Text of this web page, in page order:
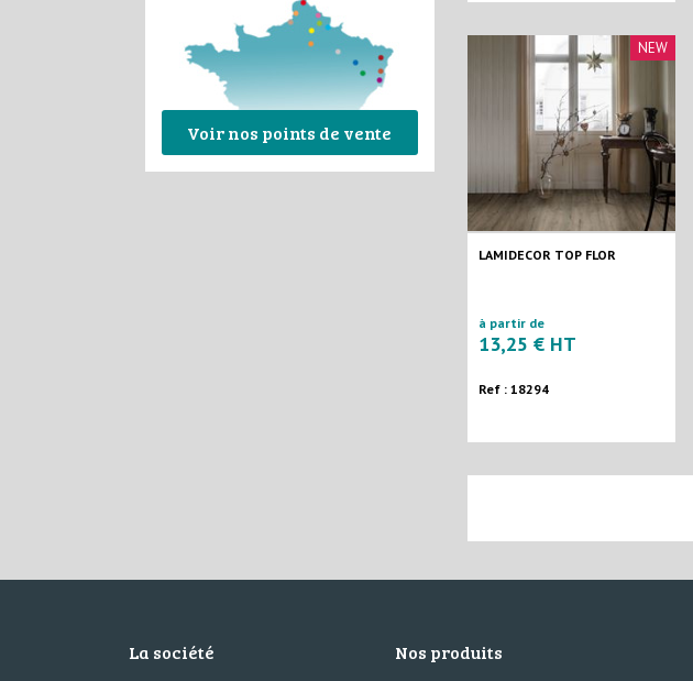
LAMIDECOR TOP FLOR
à partir de
13,25 € HT
NEW
Ref : 18294
Voir nos points de vente
La société Nos produits